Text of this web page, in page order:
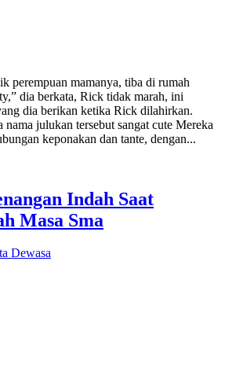
perempuan mamanya, tiba di rumah
dia berkata, Rick tidak marah, ini
dia berikan ketika Rick dilahirkan.
julukan tersebut sangat cute Mereka
keponakan dan tante, dengan...
Indah Saat
Masa Sma
Dewasa